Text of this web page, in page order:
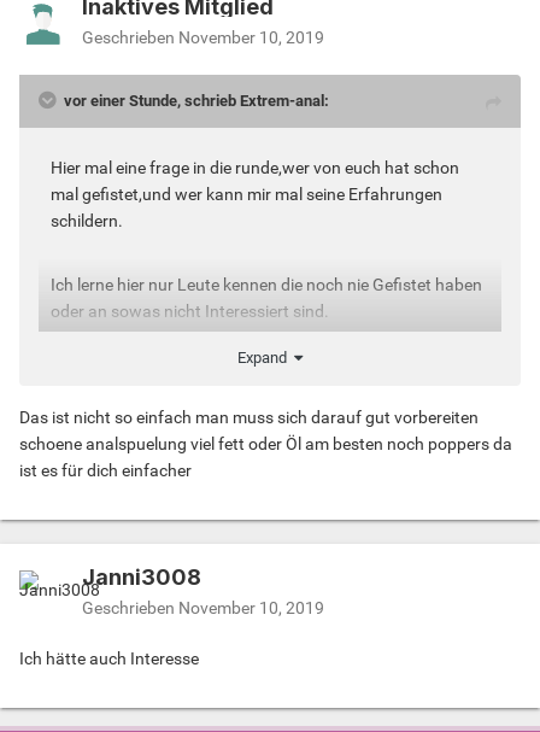
Inaktives Mitglied
Geschrieben November 10, 2019
vor einer Stunde, schrieb Extrem-anal:
Hier mal eine frage in die runde,wer von euch hat schon
mal gefistet,und wer kann mir mal seine Erfahrungen
schildern.
Ich lerne hier nur Leute kennen die noch nie Gefistet haben
oder an sowas nicht Interessiert sind.
Expand
Das ist nicht so einfach man muss sich darauf gut vorbereiten
schoene analspuelung viel fett oder Öl am besten noch poppers da
ist es für dich einfacher
Janni3008
Geschrieben November 10, 2019
Ich hätte auch Interesse